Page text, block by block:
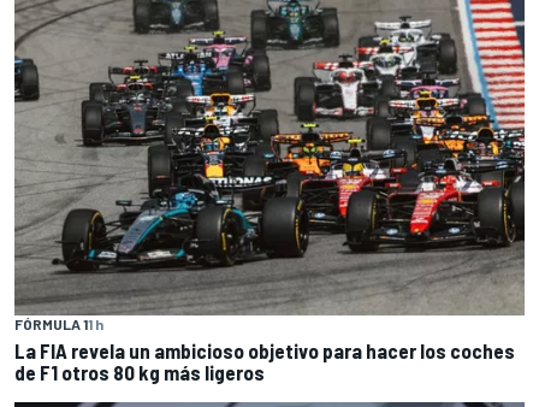
FÓRMULA 11 h
La FIA revela un ambicioso objetivo para hacer los coches
de F1 otros 80 kg más ligeros